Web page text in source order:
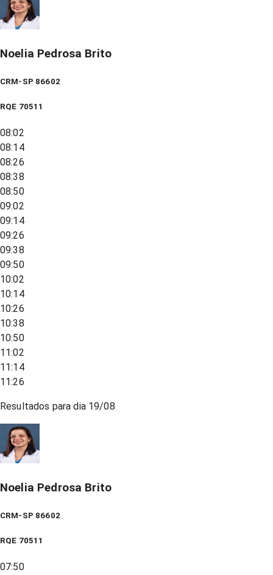
Noelia Pedrosa Brito
CRM-SP 86602
RQE 70511
08:02
08:14
08:26
08:38
08:50
09:02
09:14
09:26
09:38
09:50
10:02
10:14
10:26
10:38
10:50
11:02
11:14
11:26
Resultados para dia 19/08
Noelia Pedrosa Brito
CRM-SP 86602
RQE 70511
07:50